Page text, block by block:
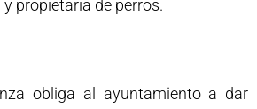
propietaria de perros.
obliga al ayuntamiento a dar